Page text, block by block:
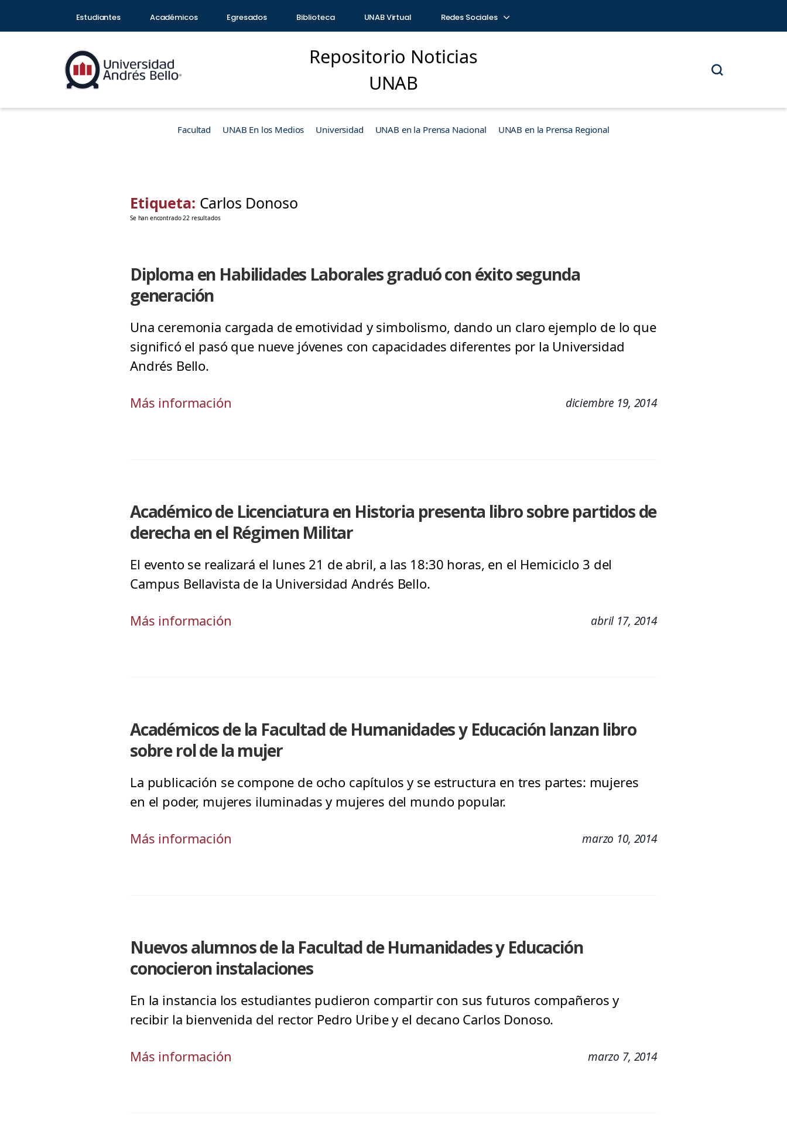
Estudiantes Académicos Egresados Biblioteca UNAB Virtual Redes Sociales
Repositorio Noticias
UNAB
Facultad UNAB En los Medios Universidad UNAB en la Prensa Nacional UNAB en la Prensa Regional
Etiqueta: Carlos Donoso
Se han encontrado 22 resultados
Diploma en Habilidades Laborales graduó con éxito segunda
generación
Una ceremonia cargada de emotividad y simbolismo, dando un claro ejemplo de lo que
significó el pasó que nueve jóvenes con capacidades diferentes por la Universidad
Andrés Bello.
Más información diciembre 19, 2014
Académico de Licenciatura en Historia presenta libro sobre partidos de
derecha en el Régimen Militar
El evento se realizará el lunes 21 de abril, a las 18:30 horas, en el Hemiciclo 3 del
Campus Bellavista de la Universidad Andrés Bello.
Más información abril 17, 2014
Académicos de la Facultad de Humanidades y Educación lanzan libro
sobre rol de la mujer
La publicación se compone de ocho capítulos y se estructura en tres partes: mujeres
en el poder, mujeres iluminadas y mujeres del mundo popular.
Más información marzo 10, 2014
Nuevos alumnos de la Facultad de Humanidades y Educación
conocieron instalaciones
En la instancia los estudiantes pudieron compartir con sus futuros compañeros y
recibir la bienvenida del rector Pedro Uribe y el decano Carlos Donoso.
Más información marzo 7, 2014